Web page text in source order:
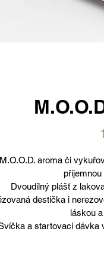
M.O.O.D. aroma či
Dvoudílný plášť z
destička i
láskou
a startovací dávka